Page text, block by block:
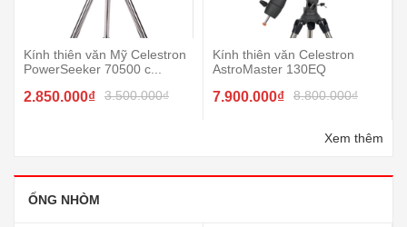
Kính thiên văn Mỹ Celestron
PowerSeeker 70500 c...
2.850.000₫ 3.500.000₫
Kính thiên văn Celestron
AstroMaster 130EQ
7.900.000₫ 8.800.000₫
Xem thêm
ỐNG NHÒM